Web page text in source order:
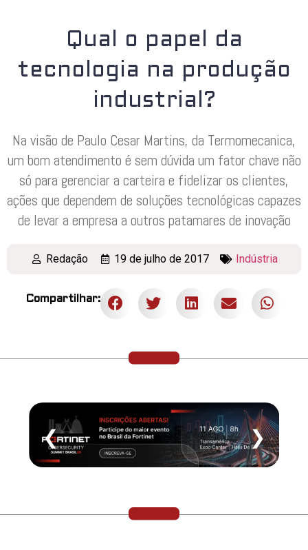
Qual o papel da
tecnologia na produção
industrial?
Na visão de Paulo Cesar Martins, da Termomecanica,
um bom atendimento é sem dúvida um fator chave não
só para gerenciar a carteira e fidelizar os clientes,
ações que dependem de soluções tecnológicas capazes
de levar a empresa a outros patamares de inovação
Redação 19 de julho de 2017 Indústria
Compartilhar:
❮ ❯